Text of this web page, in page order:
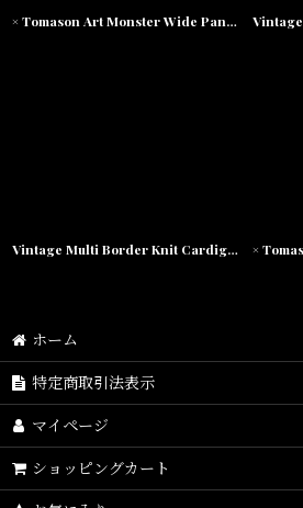
× Tomason Art Monster Wide Pants モンスター ワイド チノ パンツ
Vintage Multi Border Knit Cardigan ヴィンテージ ボーダー ニット カーディガン
ホーム
特定商取引法表示
マイページ
ショッピングカート